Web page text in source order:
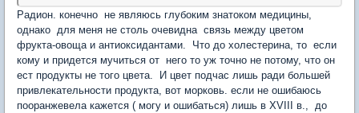
Радион. конечно не являюсь глубоким знатоком медицины,
однако для меня не столь очевидна связь между цветом
фрукта-овоща и антиоксидантами. Что до холестерина, то если
кому и придется мучиться от него то уж точно не потому, что он
ест продукты не того цвета. И цвет подчас лишь ради большей
привлекательности продукта, вот морковь. если не ошибаюсь
пооранжевела кажется ( могу и ошибаться) лишь в ХVIII в., до